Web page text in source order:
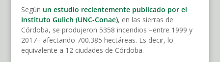
Según un estudio recientemente publicado por el
Instituto Gulich (UNC-Conae), en las sierras de
Córdoba, se produjeron 5358 incendios –entre 1999 y
2017– afectando 700.385 hectáreas. Es decir, lo
equivalente a 12 ciudades de Córdoba.